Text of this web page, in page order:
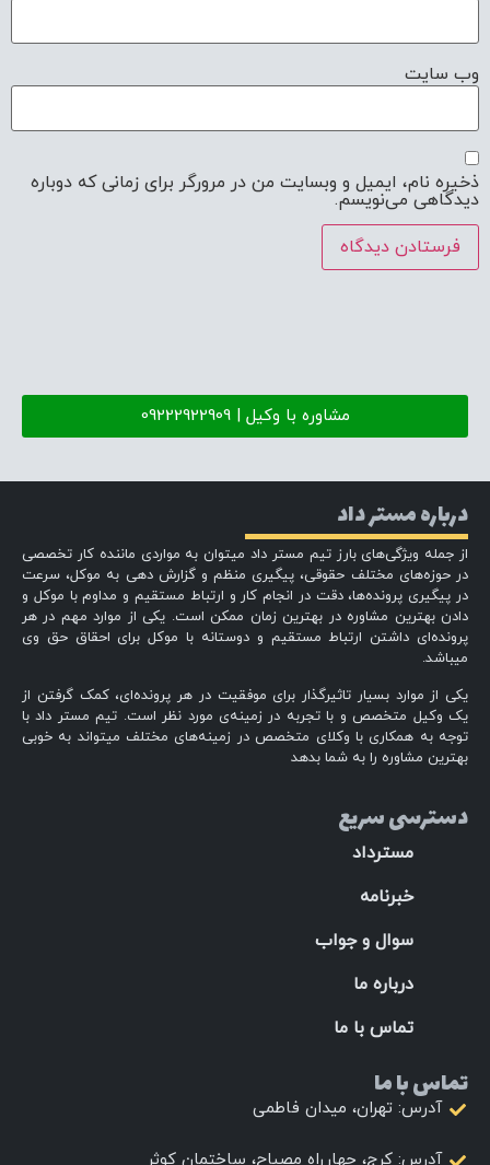
وب‌ سایت
ذخیره نام، ایمیل و وبسایت من در مرورگر برای زمانی که دوباره
دیدگاهی می‌نویسم.
مشاوره با وکیل | 09222922909
درباره مستر داد
از جمله ویژگی‌های بارز تیم مستر داد میتوان به مواردی ماننده کار تخصصی
در حوزه‌های مختلف حقوقی، پیگیری منظم و گزارش دهی به موکل، سرعت
در پیگیری پرونده‌ها، دقت در انجام کار و ارتباط مستقیم و مداوم با موکل و
دادن بهترین مشاوره در بهترین زمان ممکن است. یکی از موارد مهم در هر
پرونده‌ای داشتن ارتباط مستقیم و دوستانه با موکل برای احقاق حق وی
میباشد.
یکی از موارد بسیار تاثیرگذار برای موفقیت در هر پرونده‌ای، کمک گرفتن از
یک وکیل متخصص و با تجربه در زمینه‌ی مورد نظر است. تیم مستر داد با
توجه به همکاری با وکلای متخصص در زمینه‌های مختلف میتواند به خوبی
بهترین مشاوره را به شما بدهد
دسترسی سریع
مسترداد
خبرنامه
سوال و جواب
درباره ما
تماس با ما
تماس با ما
آدرس: تهران، میدان فاطمی
آدرس: کرج، چهارراه مصباح، ساختمان کوثر